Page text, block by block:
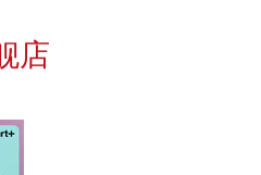
店